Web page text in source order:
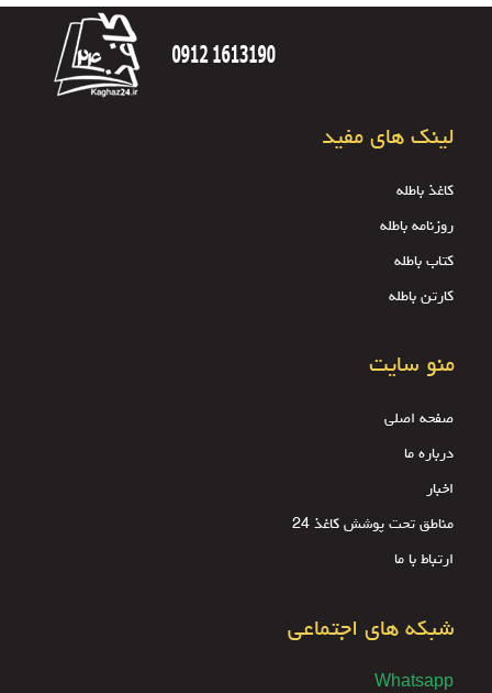
لینک های مفید
کاغذ باطله
روزنامه باطله
کتاب باطله
کارتن باطله
منو سایت
صفحه اصلی
درباره ما
اخبار
مناطق تحت پوشش کاغذ 24
ارتباط با ما
شبکه های اجتماعی
Whatsapp